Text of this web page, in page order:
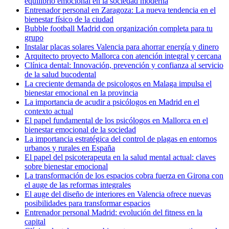
Entrenador personal en Zaragoza: La nueva tendencia en el
bienestar físico de la ciudad
Bubble football Madrid con organización completa para tu
grupo
Instalar placas solares Valencia para ahorrar energía y dinero
Arquitecto proyecto Mallorca con atención integral y cercana
Clínica dental: Innovación, prevención y confianza al servicio
de la salud bucodental
La creciente demanda de psicologos en Malaga impulsa el
bienestar emocional en la provincia
La importancia de acudir a psicólogos en Madrid en el
contexto actual
El papel fundamental de los psicólogos en Mallorca en el
bienestar emocional de la sociedad
La importancia estratégica del control de plagas en entornos
urbanos y rurales en España
El papel del psicoterapeuta en la salud mental actual: claves
sobre bienestar emocional
La transformación de los espacios cobra fuerza en Girona con
el auge de las reformas integrales
El auge del diseño de interiores en Valencia ofrece nuevas
posibilidades para transformar espacios
Entrenador personal Madrid: evolución del fitness en la
capital